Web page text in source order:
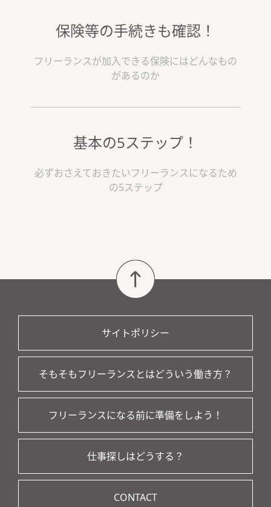
保険等の手続きも確認！
フリーランスが加入できる保険にはどんなもの
があるのか
基本の5ステップ！
必ずおさえておきたいフリーランスになるため
の5ステップ
サイトポリシー
そもそもフリーランスとはどういう働き方？
フリーランスになる前に準備をしよう！
仕事探しはどうする？
CONTACT